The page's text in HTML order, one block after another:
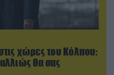
χώρες του Κόλπου:
θα σας